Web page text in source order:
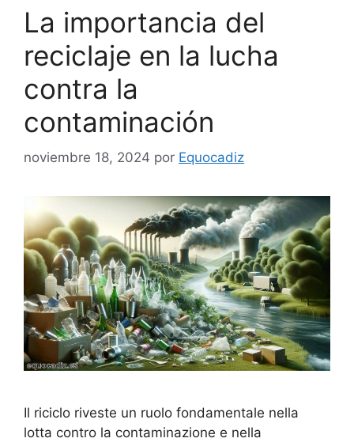
La importancia del
reciclaje en la lucha
contra la
contaminación
noviembre 18, 2024 por Equocadiz
Il riciclo riveste un ruolo fondamentale nella
lotta contro la contaminazione e nella